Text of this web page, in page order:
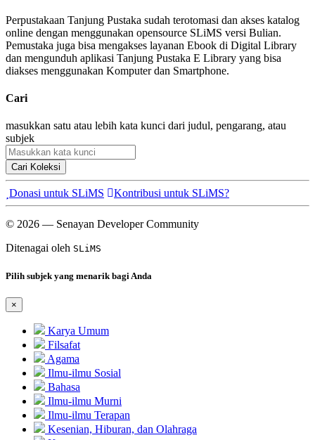
Perpustakaan Tanjung Pustaka sudah terotomasi dan akses katalog
online dengan menggunakan opensource SLiMS versi Bulian.
Pemustaka juga bisa mengakses layanan Ebook di Digital Library
dan mengunduh aplikasi Tanjung Pustaka E Library yang bisa
diakses menggunakan Komputer dan Smartphone.
Cari
masukkan satu atau lebih kata kunci dari judul, pengarang, atau
subjek
Cari Koleksi
Donasi untuk SLiMS Kontribusi untuk SLiMS?
© 2026 — Senayan Developer Community
Ditenagai oleh SLiMS
Pilih subjek yang menarik bagi Anda
×
Karya Umum
Filsafat
Agama
Ilmu-ilmu Sosial
Bahasa
Ilmu-ilmu Murni
Ilmu-ilmu Terapan
Kesenian, Hiburan, dan Olahraga